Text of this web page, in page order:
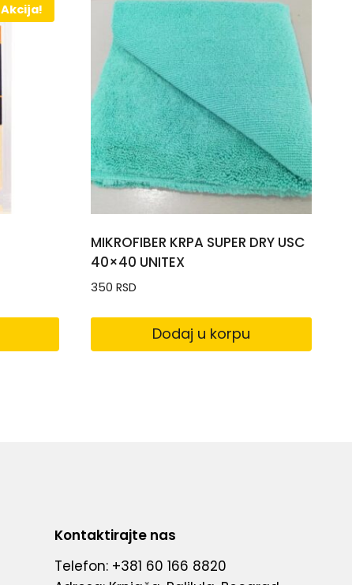
Akcija!
MIKROFIBER KRPA SUPER DRY USC
40×40 UNITEX
350 RSD
Dodaj u korpu
Kontaktirajte nas
Telefon: +381 60 166 8820